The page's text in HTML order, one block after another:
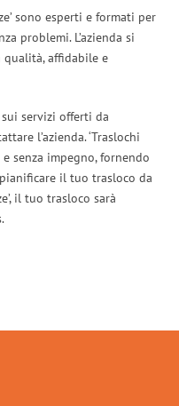
sono esperti e formati per
problemi. L’azienda si
affidabile e
servizi offerti da
l’azienda. ‘Traslochi
senza impegno, fornendo
il tuo trasloco da
il tuo trasloco sarà